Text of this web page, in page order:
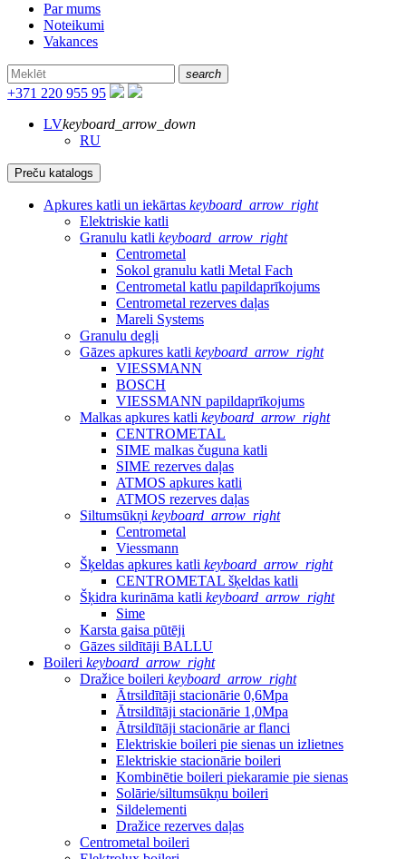
Par mums
Noteikumi
Vakances
search
+371 220 955 95
LVkeyboard_arrow_down
RU
Preču katalogs
Apkures katli un iekārtas keyboard_arrow_right
Elektriskie katli
Granulu katli keyboard_arrow_right
Centrometal
Sokol granulu katli Metal Fach
Centrometal katlu papildaprīkojums
Centrometal rezerves daļas
Mareli Systems
Granulu degļi
Gāzes apkures katli keyboard_arrow_right
VIESSMANN
BOSCH
VIESSMANN papildaprīkojums
Malkas apkures katli keyboard_arrow_right
CENTROMETAL
SIME malkas čuguna katli
SIME rezerves daļas
ATMOS apkures katli
ATMOS rezerves daļas
Siltumsūkņi keyboard_arrow_right
Centrometal
Viessmann
Šķeldas apkures katli keyboard_arrow_right
CENTROMETAL šķeldas katli
Šķidra kurināma katli keyboard_arrow_right
Sime
Karsta gaisa pūtēji
Gāzes sildītāji BALLU
Boileri keyboard_arrow_right
Dražice boileri keyboard_arrow_right
Ātrsildītāji stacionārie 0,6Mpa
Ātrsildītāji stacionārie 1,0Mpa
Ātrsildītāji stacionārie ar flanci
Elektriskie boileri pie sienas un izlietnes
Elektriskie stacionārie boileri
Kombinētie boileri piekaramie pie sienas
Solārie/siltumsūkņu boileri
Sildelementi
Dražice rezerves daļas
Centrometal boileri